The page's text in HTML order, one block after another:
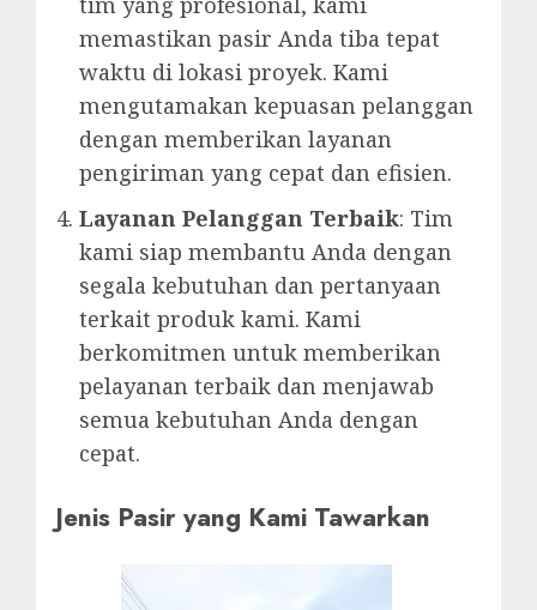
memastikan pasir Anda tiba tepat
waktu di lokasi proyek. Kami
mengutamakan kepuasan pelanggan
dengan memberikan layanan
pengiriman yang cepat dan efisien.
Layanan Pelanggan Terbaik: Tim
kami siap membantu Anda dengan
segala kebutuhan dan pertanyaan
terkait produk kami. Kami
berkomitmen untuk memberikan
pelayanan terbaik dan menjawab
semua kebutuhan Anda dengan
cepat.
Jenis Pasir yang Kami Tawarkan